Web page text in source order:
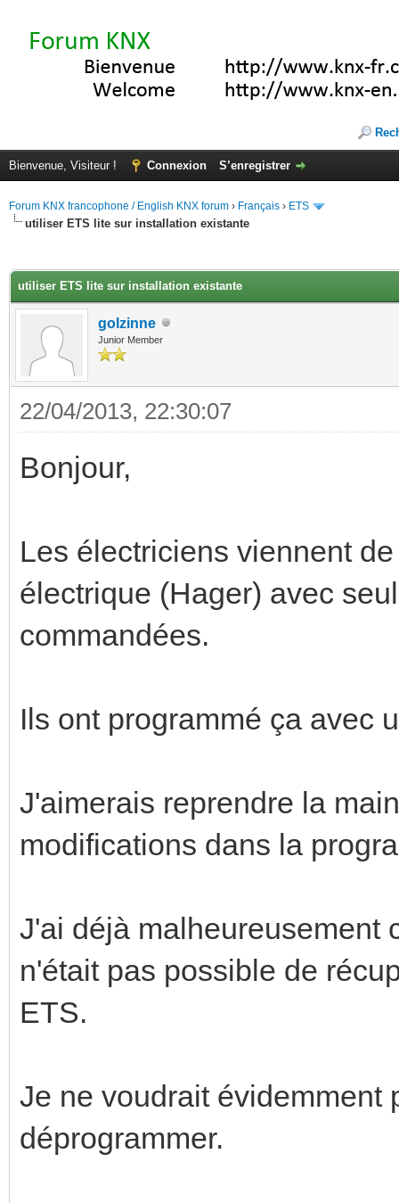
Bienvenue, Visiteur ! Connexion S’enregistrer
Forum KNX francophone / English KNX forum › Français › ETS
utiliser ETS lite sur installation existante
utiliser ETS lite sur installation existante
golzinne
Junior Member
22/04/2013, 22:30:07
Bonjour,
Les électriciens viennent
électrique (Hager) avec
commandées.
Ils ont programmé ça avec
J'aimerais reprendre la
modifications dans la
J'ai déjà malheureusement
n'était pas possible de
ETS.
Je ne voudrait évidemment
déprogrammer.